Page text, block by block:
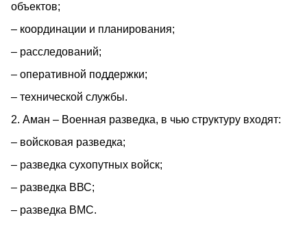
объектов;
– координации и планирования;
– расследований;
– оперативной поддержки;
– технической службы.
2. Аман – Военная разведка, в чью структуру входят:
– войсковая разведка;
– разведка сухопутных войск;
– разведка ВВС;
– разведка ВМС.